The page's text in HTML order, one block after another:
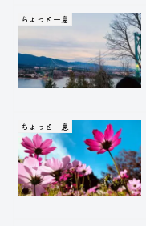
ちょっと一息
ちょっと一息